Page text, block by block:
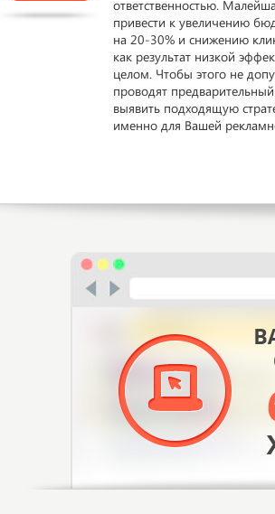
ответственностью.
привести к увеличению
на 20-30% и снижению
как результат низкой
целом. Чтобы этого не
проводят
выявить подходящую
именно для Вашей